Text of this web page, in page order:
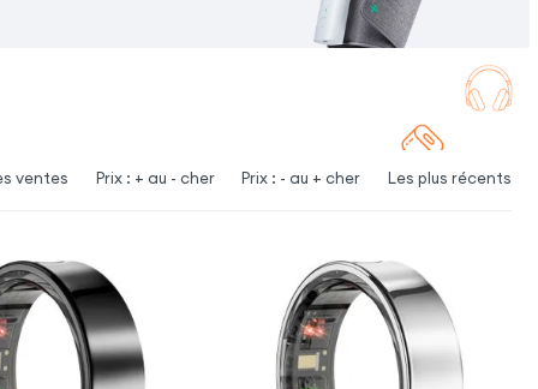
ventes Prix : + au - cher Prix : - au + cher Les plus récents